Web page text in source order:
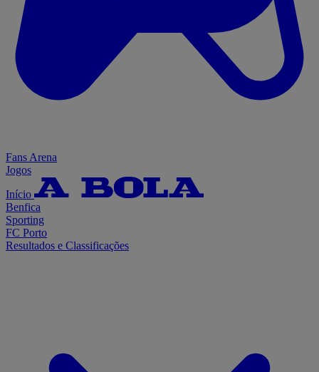
Fans Arena
Jogos
Início
Benfica
Sporting
FC Porto
Resultados e Classificações